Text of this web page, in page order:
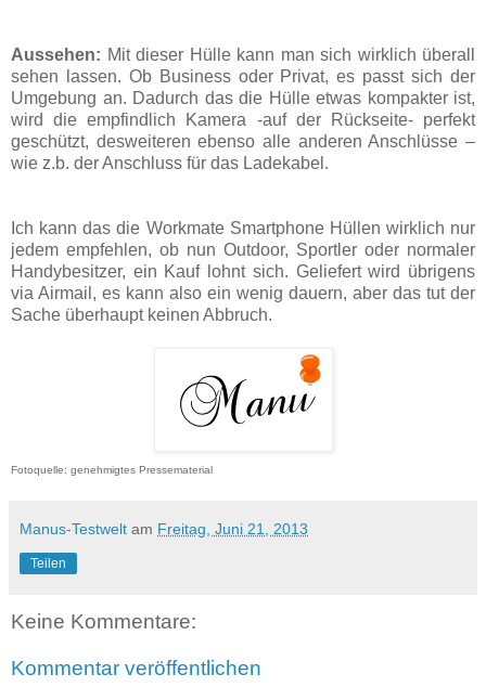
Aussehen: Mit dieser Hülle kann man sich wirklich überall
sehen lassen. Ob Business oder Privat, es passt sich der
Umgebung an. Dadurch das die Hülle etwas kompakter ist,
wird die empfindlich Kamera -auf der Rückseite- perfekt
geschützt, desweiteren ebenso alle anderen Anschlüsse –
wie z.b. der Anschluss für das Ladekabel.
Ich kann das die Workmate Smartphone Hüllen wirklich nur
jedem empfehlen, ob nun Outdoor, Sportler oder normaler
Handybesitzer, ein Kauf lohnt sich. Geliefert wird übrigens
via Airmail, es kann also ein wenig dauern, aber das tut der
Sache überhaupt keinen Abbruch.
Fotoquelle: genehmigtes Pressematerial
Manus-Testwelt am Freitag, Juni 21, 2013
Teilen
Keine Kommentare:
Kommentar veröffentlichen